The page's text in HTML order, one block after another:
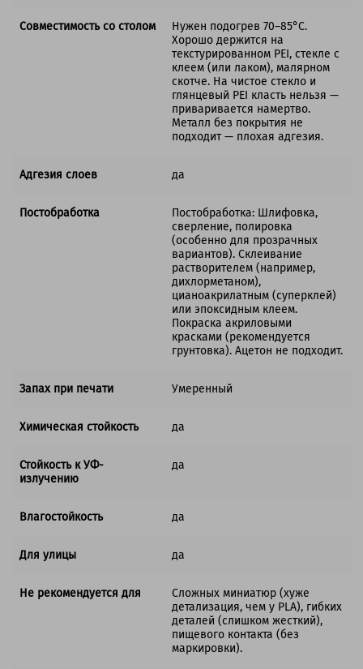
Совместимость со столом
Нужен подогрев 70–85°C.
Хорошо держится на
текстурированном PEI, стекле с
клеем (или лаком), малярном
скотче. На чистое стекло и
глянцевый PEI класть нельзя —
приваривается намертво.
Металл без покрытия не
подходит — плохая адгезия.
Адгезия слоев да
Постобработка
Постобработка: Шлифовка,
сверление, полировка
(особенно для прозрачных
вариантов). Склеивание
растворителем (например,
дихлорметаном),
цианоакрилатным (суперклей)
или эпоксидным клеем.
Покраска акриловыми
красками (рекомендуется
грунтовка). Ацетон не подходит.
Запах при печати Умеренный
Химическая стойкость да
Стойкость к УФ-
излучению
да
Влагостойкость да
Для улицы да
Не рекомендуется для
Сложных миниатюр (хуже
детализация, чем у PLA), гибких
деталей (слишком жесткий),
пищевого контакта (без
маркировки).